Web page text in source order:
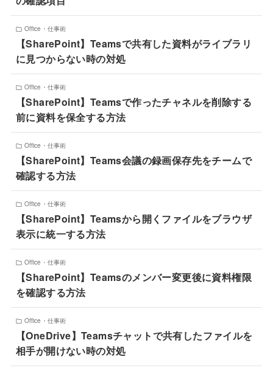
Office・仕事術
【SharePoint】Teamsで共有した資料がライブラリ
に見つからない時の対処
Office・仕事術
【SharePoint】Teamsで作ったチャネルを削除する
前に資料を保全する方法
Office・仕事術
【SharePoint】Teams会議の録画保存先をチームで
確認する方法
Office・仕事術
【SharePoint】Teamsから開くファイルをブラウザ
表示に統一する方法
Office・仕事術
【SharePoint】Teamsのメンバー変更後に資料権限
を確認する方法
Office・仕事術
【OneDrive】Teamsチャットで共有したファイルを
相手が開けない時の対処